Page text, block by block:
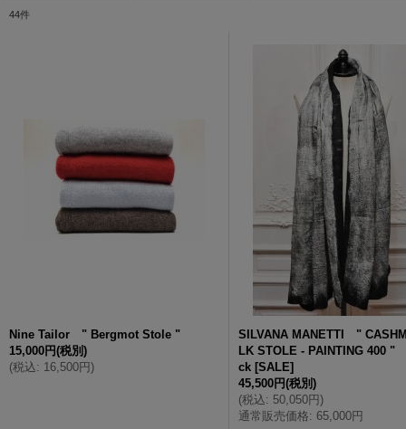
44件
Nine Tailor " Bergmot Stole "
15,000円(税別)
(税込: 16,500円)
SILVANA MANETTI "
LK STOLE - PAINTING 400
ck [SALE]
45,500円(税別)
(税込: 50,050円)
通常販売価格: 65,000円